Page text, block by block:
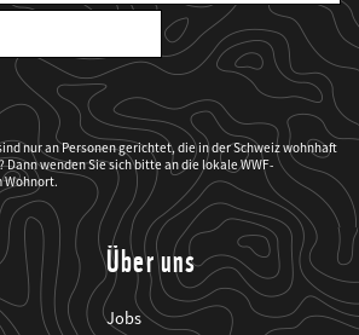
nur an Personen gerichtet, die in der Schweiz wohnhaft
Dann wenden Sie sich bitte an die lokale WWF-
Wohnort.
Über uns
Jobs